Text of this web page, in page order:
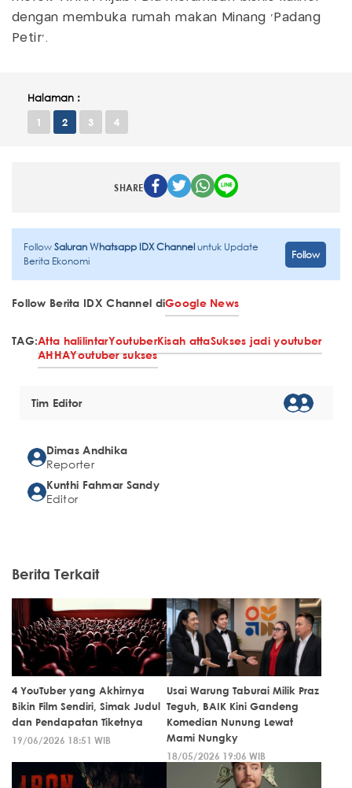
dengan membuka rumah makan Minang ‘Padang
Petir’.
Halaman :
1 2 3 4
SHARE
FollowSaluran Whatsapp IDX Channeluntuk Update
Berita Ekonomi
Follow
Follow Berita IDX Channel diGoogle News
TAG:Atta halilintarYoutuberKisah attaSukses jadi youtuber
AHHAYoutuber sukses
Tim Editor
Dimas Andhika
Reporter
Kunthi Fahmar Sandy
Editor
Berita Terkait
4 YouTuber yang Akhirnya
Bikin Film Sendiri, Simak Judul
dan Pendapatan Tiketnya
19/06/2026 18:51 WIB
Usai Warung Taburai Milik Praz
Teguh, BAIK Kini Gandeng
Komedian Nunung Lewat
Mami Nungky
18/05/2026 19:06 WIB